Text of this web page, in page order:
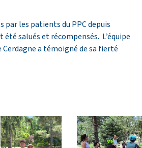
par les patients du PPC depuis
été salués et récompensés. L’équipe
Cerdagne a témoigné de sa fierté